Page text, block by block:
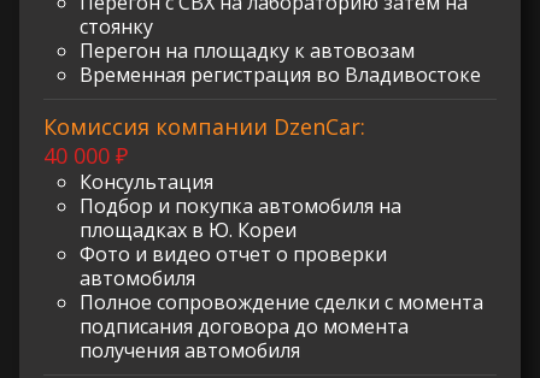
стоянку
Перегон на площадку к автовозам
Временная регистрация во Владивостоке
Комиссия компании DzenCar:
40 000 ₽
Консультация
Подбор и покупка автомобиля на
площадках в Ю. Кореи
Фото и видео отчет о проверки
автомобиля
Полное сопровождение сделки с момента
подписания договора до момента
получения автомобиля